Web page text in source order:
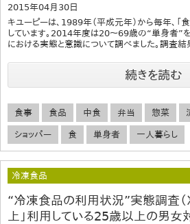
2015年04月30日
キユーピーは、1989年（平成元年）から毎年、
しています。2014年度は20～69歳の“単身者”
における実態と意識について調べました。調査
続きを読む
食事 食品 中食 弁当 惣菜
ショッパー 食 単身者 一人暮らし
冷凍食品
“冷凍食品の利用状況”実態調査
上」利用している25歳以上の男女